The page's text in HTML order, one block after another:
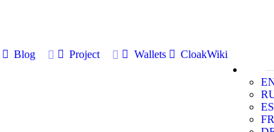
Blog Project Wallets
CloakWiki
ES
FR